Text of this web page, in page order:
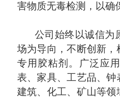
害物质无毒检测，以确
公司始终以诚信为
场为导向，不断创新
专用胶粘剂。广泛应
表、家具、工艺品、
建筑、化工、矿山等